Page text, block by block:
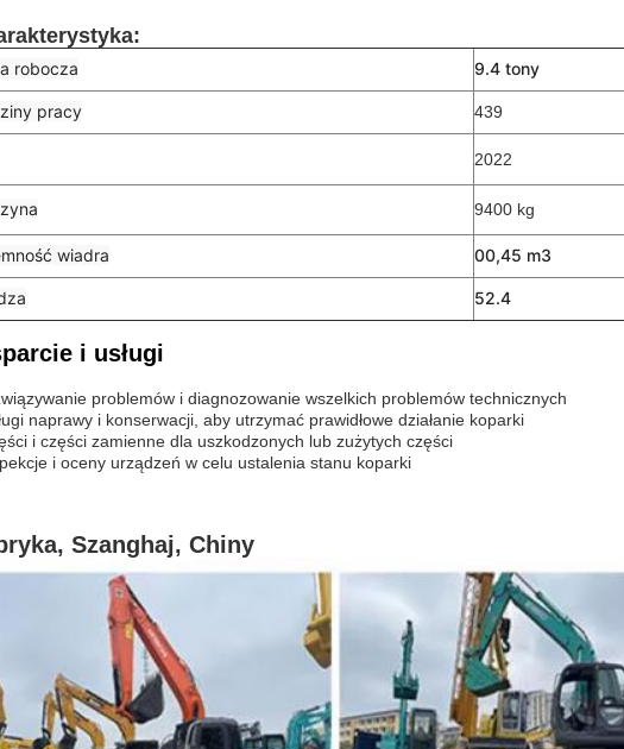
robocza 9.4 tony
pracy 439
2022
9400 kg
wiadra 00,45 m3
52.4
i usługi
problemów i diagnozowanie wszelkich problemów technicznych
naprawy i konserwacji, aby utrzymać prawidłowe działanie koparki
i części zamienne dla uszkodzonych lub zużytych części
i oceny urządzeń w celu ustalenia stanu koparki
Szanghaj, Chiny